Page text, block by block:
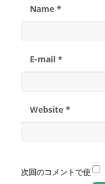
Name *
E-mail *
Website *
次回のコメントで使